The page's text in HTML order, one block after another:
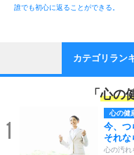
誰でも初心に返ることができる。
カテゴリラン
「心の
1
心の健
今、つ
それな
心の汚れ